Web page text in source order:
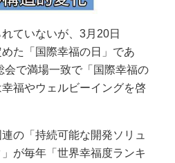
ていないが、3月20日
めた「国際幸福の日」であ
会で満場一致で「国際幸福の
福やウェルビーイングを啓
の「持続可能な開発ソリュ
が毎年「世界幸福度ランキ